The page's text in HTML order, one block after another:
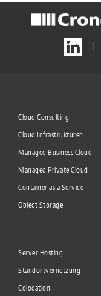
Cloud Consulting
Cloud Infrastrukturen
Managed Business Cloud
Managed Private Cloud
Container as a Service
Object Storage
Server Hosting
Standortvernetzung
Colocation